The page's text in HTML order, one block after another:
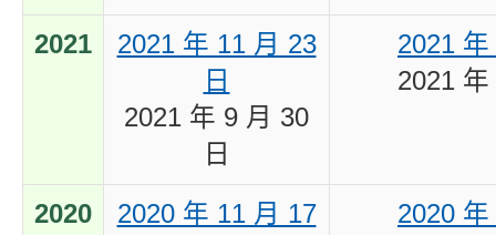
2021
2021 年 11 月 23
日
2021 年 9 月 30
日
2021
2021
2020
2020 年 11 月 17
2020